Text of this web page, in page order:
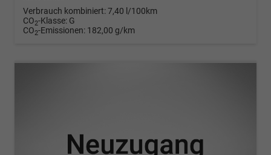
Verbrauch kombiniert:7,40 l/100km
CO2-Klasse: G
CO2-Emissionen: 182,00 g/km